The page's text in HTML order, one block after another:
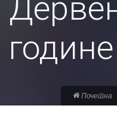
године
Почетна